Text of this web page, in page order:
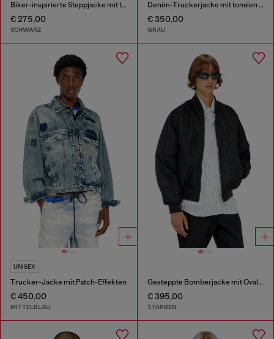
Biker-inspirierte Steppjacke mit tonalen Paspeln
€ 275,00
SCHWARZ
Denim-Truckerjacke mit tonalen Lederbesätzen
€ 350,00
GRAU
UNISEX
Trucker-Jacke mit Patch-Effekten
€ 450,00
MITTELBLAU
Gesteppte Bomberjacke mit Oval-D-Stickerei
€ 395,00
3 FARBEN